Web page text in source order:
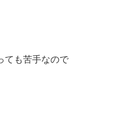
ても苦手なので